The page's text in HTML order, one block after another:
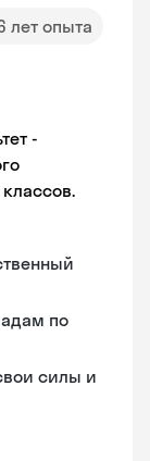
лет опыта
-
по
силы и